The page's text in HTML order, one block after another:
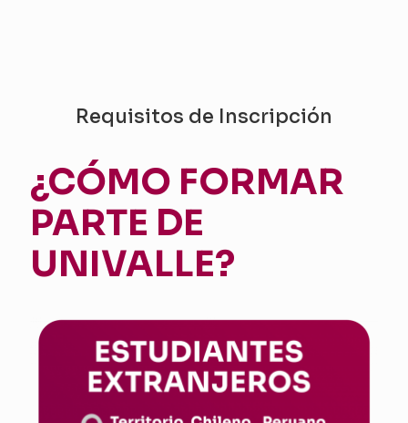
Requisitos de Inscripción
¿CÓMO FORMAR
PARTE DE
UNIVALLE?